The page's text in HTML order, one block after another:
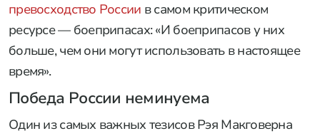
превосходство России в самом критическом
ресурсе — боеприпасах: «И боеприпасов у них
больше, чем они могут использовать в настоящее
время».
Победа России неминуема
Один из самых важных тезисов Рэя Макговерна